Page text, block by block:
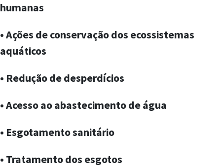
humanas
• Ações de conservação dos ecossistemas
aquáticos
• Redução de desperdícios
• Acesso ao abastecimento de água
• Esgotamento sanitário
• Tratamento dos esgotos